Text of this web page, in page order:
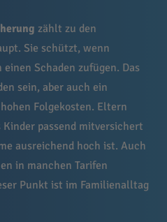
zählt zu den
Sie schützt, wenn
Schaden zufügen. Das
sein, aber auch ein
Folgekosten. Eltern
passend mitversichert
ausreichend hoch ist. Auch
in manchen Tarifen
Punkt ist im Familienalltag